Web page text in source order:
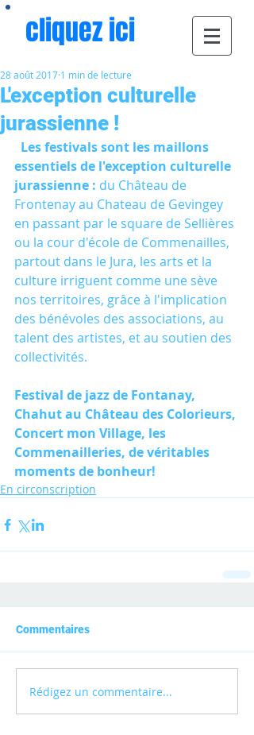
cliquez ici
L'exception culturelle
jurassienne !
28 août 2017 1 min de lecture
Les festivals sont les maillons
essentiels de l'exception culturelle
jurassienne : du Château de
Frontenay au Chateau de Gevingey
en passant par le square de Sellières
ou la cour d'école de Commenailles,
partout dans le Jura, les arts et la
culture irriguent comme une sève
nos territoires, grâce à l'implication
des bénévoles des associations, au
talent des artistes, et au soutien des
collectivités.
Festival de jazz de Fontanay,
Chahut au Château des Colorieurs,
Concert mon Village, les
Commenailleries, de véritables
moments de bonheur!
En circonscription
Commentaires
Rédigez un commentaire...